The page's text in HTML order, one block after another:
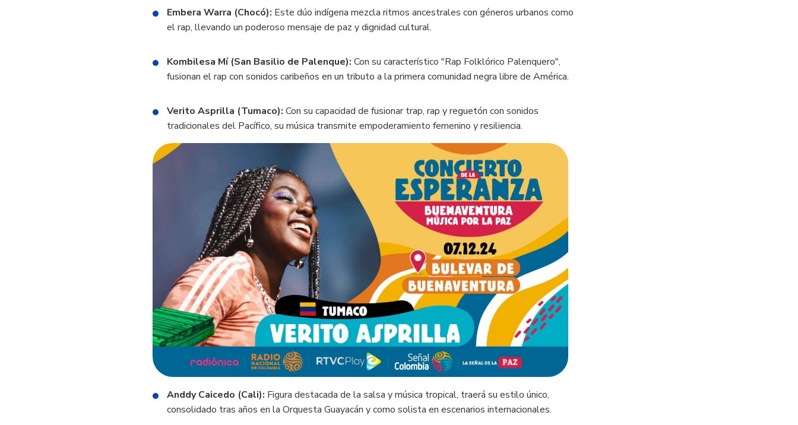
Embera Warra (Chocó): Este dúo indígena mezcla ritmos ancestrales con géneros urbanos como
el rap, llevando un poderoso mensaje de paz y dignidad cultural.
Kombilesa Mí (San Basilio de Palenque): Con su característico "Rap Folklórico Palenquero",
fusionan el rap con sonidos caribeños en un tributo a la primera comunidad negra libre de América.
Verito Asprilla (Tumaco): Con su capacidad de fusionar trap, rap y reguetón con sonidos
tradicionales del Pacífico, su música transmite empoderamiento femenino y resiliencia.
Anddy Caicedo (Cali): Figura destacada de la salsa y música tropical, traerá su estilo único,
consolidado tras años en la Orquesta Guayacán y como solista en escenarios internacionales.